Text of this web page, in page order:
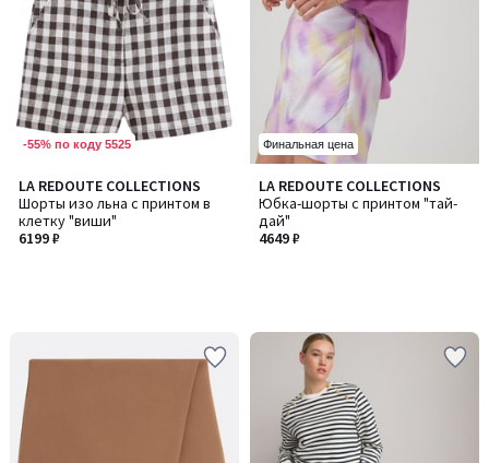
-55% по коду 5525
LA REDOUTE COLLECTIONS
Шорты изо льна с принтом в
клетку "виши"
6199 ₽
Финальная цена
LA REDOUTE COLLECTIONS
Юбка-шорты с принтом "тай-
дай"
4649 ₽